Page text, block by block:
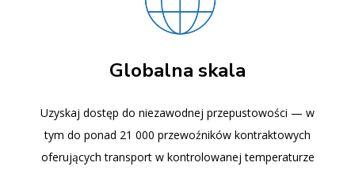
Globalna skala
Uzyskaj dostęp do niezawodnej przepustowości — w
tym do ponad 21 000 przewoźników kontraktowych
oferujących transport w kontrolowanej temperaturze